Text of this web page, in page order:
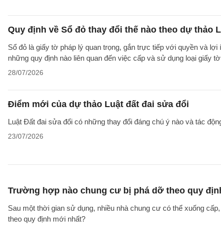
Quy định về Sổ đỏ thay đổi thế nào theo dự thảo
Sổ đỏ là giấy tờ pháp lý quan trọng, gắn trực tiếp với quyền và
những quy định nào liên quan đến việc cấp và sử dụng loại giấy
28/07/2026
Điểm mới của dự thảo Luật đất đai sửa đổi
Luật Đất đai sửa đổi có những thay đổi đáng chú ý nào và tác
23/07/2026
Trường hợp nào chung cư bị phá dỡ theo quy
Sau một thời gian sử dụng, nhiều nhà chung cư có thể xuống
theo quy định mới nhất?